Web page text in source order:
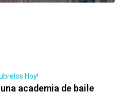
Hoy!
academia de baile